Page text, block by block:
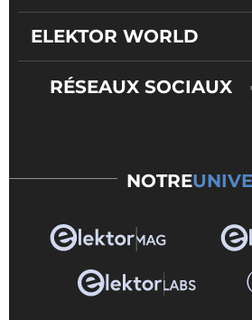
ELEKTOR WORLD
RÉSEAUX SOCIAUX
NOTRE